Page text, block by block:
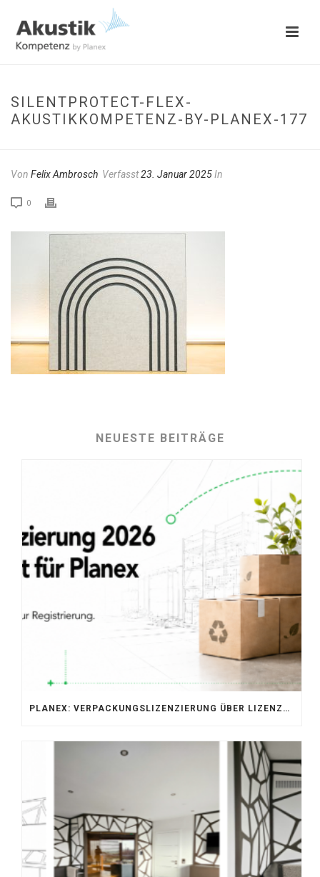
SILENTPROTECT-FLEX-
AKUSTIKKOMPETENZ-BY-PLANEX-177
Von Felix Ambrosch Verfasst23. Januar 2025In
0
NEUESTE BEITRÄGE
PLANEX: VERPACKUNGSLIZENZIERUNG ÜBER LIZENZERO & LUCID 2026